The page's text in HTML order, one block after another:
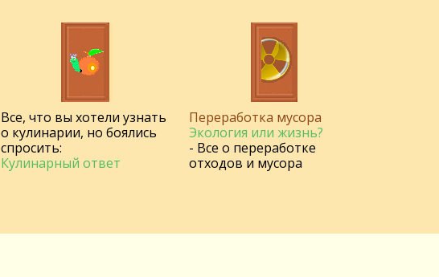
Все, что вы хотели узнать
о кулинарии, но боялись
спросить:
Кулинарный ответ
Переработка мусора
Экология или жизнь?
- Все о переработке
отходов и мусора